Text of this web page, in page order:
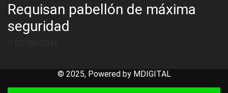
Requisan pabellón de máxima
seguridad
© 2025, Powered by MDIGITAL